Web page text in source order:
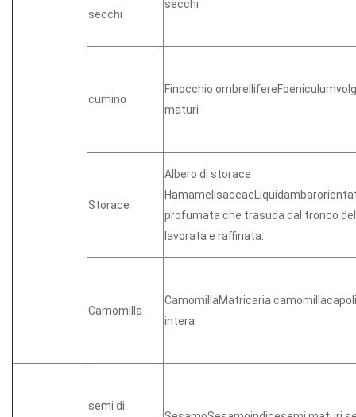
secchi
secchi
cumino
Finocchio
maturi
Storace
Albero di storace
profumata che trasuda dal tronco
lavorata e raffinata.
Camomilla
CamomillaMatricaria
intera
semi di